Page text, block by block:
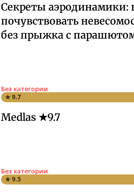
Секреты аэродинамики:
почувствовать
без прыжка с
Без категории
★ 9.7
Medlas ★9.7
Без категории
★ 9.5